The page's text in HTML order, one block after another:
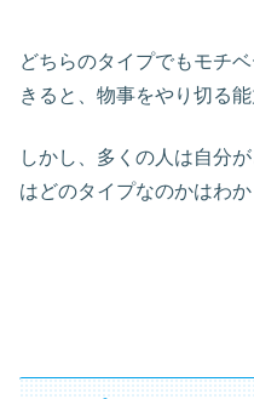
どちらのタイプでもモチ
きると、物事をやり切る能
しかし、多くの人は自分
はどのタイプなのかはわか